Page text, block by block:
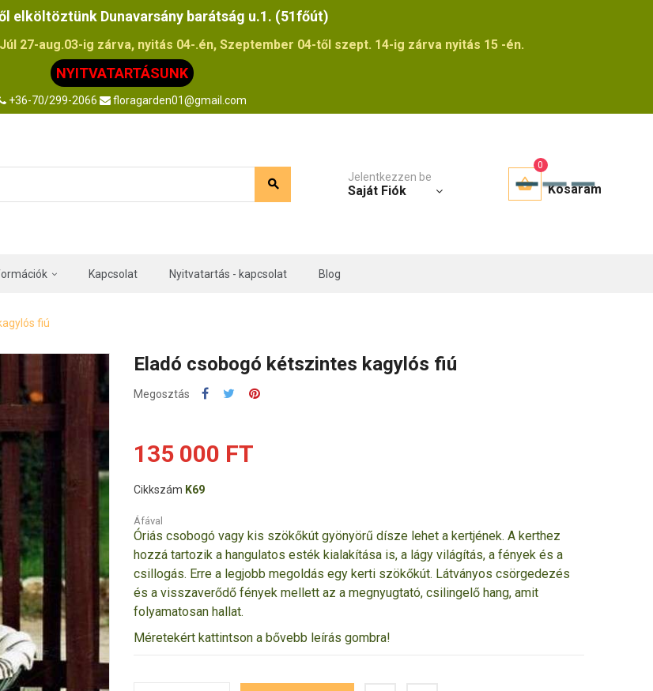
elköltöztünk Dunavarsány barátság u.1. (51főút)
27-aug.03-ig zárva, nyitás 04-.én, Szeptember 04-től szept. 14-ig zárva nyitás 15 -én.
NYITVATARTÁSUNK
+36-70/299-2066 floragarden01@gmail.com
Jelentkezzen be
Saját Fiók Kosaram
0
Kapcsolat Nyitvatartás - kapcsolat Blog
fiú
Eladó csobogó kétszintes kagylós fiú
Megosztás
135 000 FT
Cikkszám K69
Áfával
Óriás csobogó vagy kis szökőkút gyönyörű dísze lehet a kertjének. A kerthez
hozzá tartozik a hangulatos esték kialakítása is, a lágy világítás, a fények és a
csillogás. Erre a legjobb megoldás egy kerti szökőkút. Látványos csörgedezés
és a visszaverődő fények mellett az a megnyugtató, csilingelő hang, amit
folyamatosan hallat.
Méretekért kattintson a bővebb leírás gombra!